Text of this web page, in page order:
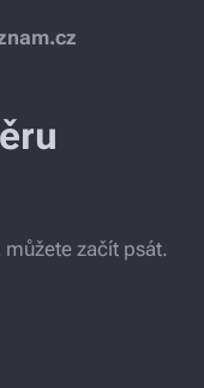
můžete začít psát.